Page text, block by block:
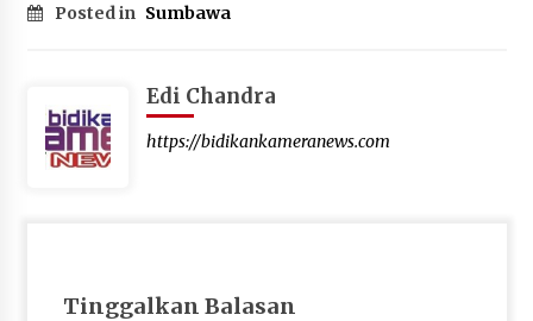
Posted in Sumbawa
Edi Chandra
https://bidikankameranews.com
Tinggalkan Balasan